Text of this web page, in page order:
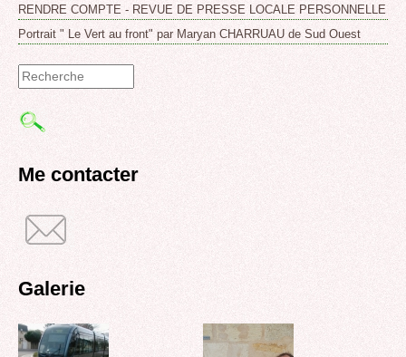
RENDRE COMPTE - REVUE DE PRESSE LOCALE PERSONNELLE
Portrait " Le Vert au front" par Maryan CHARRUAU de Sud Ouest
de
Me contacter
Galerie